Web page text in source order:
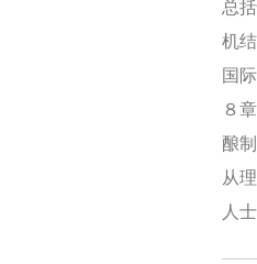
总
机
国
８
酿
从
人